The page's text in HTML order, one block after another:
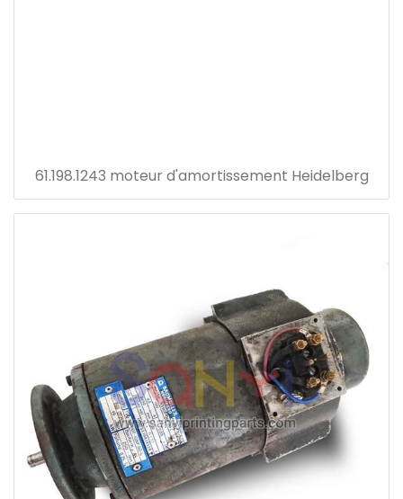
61.198.1243 moteur d'amortissement Heidelberg